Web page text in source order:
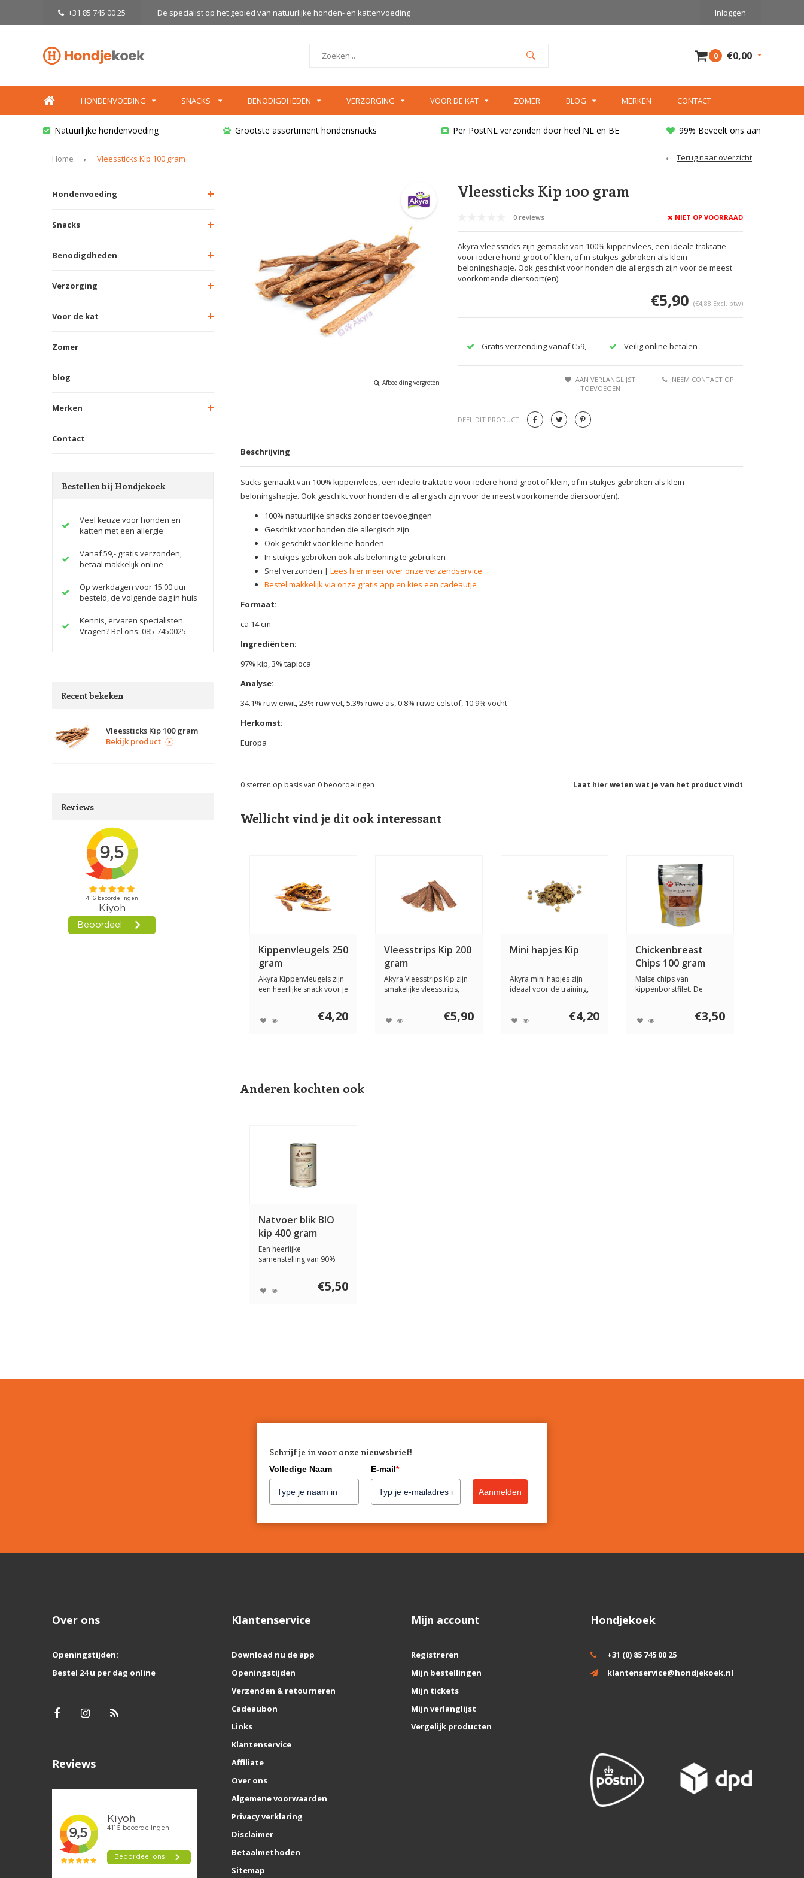
+31 85 745 00 25 De specialist op het gebied van natuurlijke honden- en kattenvoeding Inloggen
0 €0,00
HONDENVOEDING SNACKS BENODIGDHEDEN VERZORGING VOOR DE KAT ZOMER BLOG MERKEN CONTACT
Natuurlijke hondenvoeding Grootste assortiment hondensnacks Per PostNL verzonden door heel NL en BE 99% Beveelt ons aan
Home Vleessticks Kip 100 gram Terug naar overzicht
Hondenvoeding
Snacks
Benodigdheden
Verzorging
Voor de kat
Zomer
blog
Merken
Contact
Bestellen bij Hondjekoek
Veel keuze voor honden en
katten met een allergie
Vanaf 59,- gratis verzonden,
betaal makkelijk online
Op werkdagen voor 15.00 uur
besteld, de volgende dag in huis
Kennis, ervaren specialisten.
Vragen? Bel ons: 085-7450025
Recent bekeken
Vleessticks Kip 100 gram
Bekijk product
Reviews
Afbeelding vergroten
Vleessticks Kip 100 gram
0 reviews NIET OP VOORRAAD
Akyra vleessticks zijn gemaakt van 100% kippenvlees, een ideale traktatie
voor iedere hond groot of klein, of in stukjes gebroken als klein
beloningshapje. Ook geschikt voor honden die allergisch zijn voor de meest
voorkomende diersoort(en).
€5,90 (€4,88 Excl. btw)
Gratis verzending vanaf €59,- Veilig online betalen
AAN VERLANGLIJST
TOEVOEGEN
NEEM CONTACT OP
DEEL DIT PRODUCT
Beschrijving
Sticks gemaakt van 100% kippenvlees, een ideale traktatie voor iedere hond groot of klein, of in stukjes gebroken als klein
beloningshapje. Ook geschikt voor honden die allergisch zijn voor de meest voorkomende diersoort(en).
100% natuurlijke snacks zonder toevoegingen
Geschikt voor honden die allergisch zijn
Ook geschikt voor kleine honden
In stukjes gebroken ook als beloning te gebruiken
Snel verzonden | Lees hier meer over onze verzendservice
Bestel makkelijk via onze gratis app en kies een cadeautje
Formaat:
ca 14 cm
Ingrediënten:
97% kip, 3% tapioca
Analyse:
34.1% ruw eiwit, 23% ruw vet, 5.3% ruwe as, 0.8% ruwe celstof, 10.9% vocht
Herkomst:
Europa
Laat hier weten wat je van het product vindt
0 sterren op basis van 0 beoordelingen
Wellicht vind je dit ook interessant
Kippenvleugels 250
gram
Akyra Kippenvleugels zijn
een heerlijke snack voor je
€4,20
Vleesstrips Kip 200
gram
Akyra Vleesstrips Kip zijn
smakelijke vleesstrips,
€5,90
Mini hapjes Kip
Akyra mini hapjes zijn
ideaal voor de training,
€4,20
Chickenbreast
Chips 100 gram
Malse chips van
kippenborstfilet. De
€3,50
Anderen kochten ook
Natvoer blik BIO
kip 400 gram
Een heerlijke
samenstelling van 90%
€5,50
Schrijf je in voor onze nieuwsbrief!
Volledige Naam E-mail*
Aanmelden
Over ons
Openingstijden:
Bestel 24 u per dag online
Reviews
Klantenservice
Download nu de app
Openingstijden
Verzenden & retourneren
Cadeaubon
Links
Klantenservice
Affiliate
Over ons
Algemene voorwaarden
Privacy verklaring
Disclaimer
Betaalmethoden
Sitemap
Mijn account
Registreren
Mijn bestellingen
Mijn tickets
Mijn verlanglijst
Vergelijk producten
Hondjekoek
+31 (0) 85 745 00 25
klantenservice@hondjekoek.nl